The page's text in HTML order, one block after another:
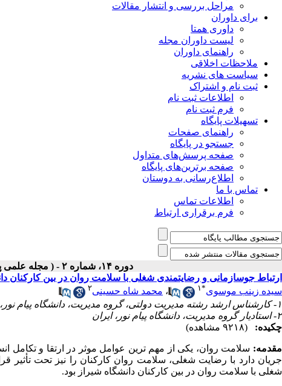
مراحل بررسی و انتشار مقالات
برای داوران
داوری همتا
لیست داوران مجله
راهنمای داوران
ملاحظات اخلاقی
سیاست های نشریه
ثبت نام و اشتراک
اطلاعات ثبت نام
فرم ثبت نام
تسهیلات پایگاه
راهنمای صفحات
جستجو در پایگاه
صفحه پرسش‌های متداول
صفحه برترین‌های پایگاه
اطلاع‌رسانی به دوستان
تماس با ما
اطلاعات تماس
فرم برقراری ارتباط
دوره ۱۴، شماره ۲ - ( مجله علمی پژوهان، زمستان ۱۳۹۴ )
ارتباط جوسازمانی و رضایتمندی شغلی با سلامت روان در بین کارکنان
سیده زینب موسوی*۱ ، محمد شاه حسینی۲
۱- کارشناس ارشد رشته مدیریت دولتی، گروه مدیریت، دانشگاه پیام نور، ایران ،
۲- استادیار گروه مدیریت، دانشگاه پیام نور، ایران
چکیده:
(۹۲۱۸ مشاهده)
مقدمه: سلامت روان، یکی از مهم ترین عوامل موثر در ارتقا و
جریان دارد با رضایت شغلی، سلامت روان کارکنان را نیز تحت
شغلی با سلامت روان در بین کارکنان دانشگاه شیراز بود.